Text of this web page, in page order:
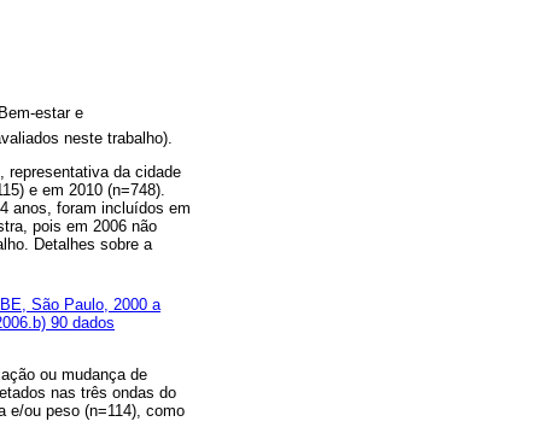
estar e
neste trabalho).
representativa da cidade
e em 2010 (n=748).
anos, foram incluídos em
pois em 2006 não
Detalhes sobre a
São Paulo, 2000 a
90 dados
ou mudança de
nas três ondas do
e/ou peso (n=114), como